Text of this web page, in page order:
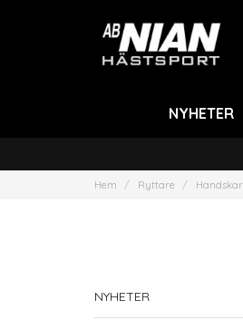
NYHETER
Hem Ryttare Handskar
NYHETER